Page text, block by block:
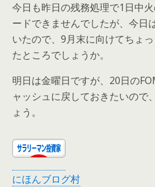
今日も昨日の残務処理で1日中
ードできませんでしたが、今日
いたので、9月末に向けてちょ
たところでしょうか。
明日は金曜日ですが、20日の
ャッシュに戻しておきたいので
ょう。
にほんブログ村